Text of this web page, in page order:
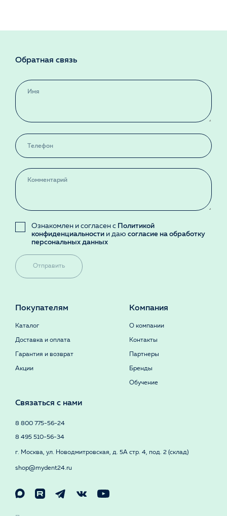
Обратная связь
Ознакомлен и согласен с Политикой
конфиденциальности и даю согласие на обработку
персональных данных
Отправить
Покупателям
Каталог
Доставка и оплата
Гарантия и возврат
Акции
Компания
О компании
Контакты
Партнеры
Бренды
Обучение
Связаться с нами
8 800 775-56-24
8 495 510-56-34
г. Москва, ул. Новодмитровская, д. 5А стр. 4, под. 2 (склад)
shop@mydent24.ru